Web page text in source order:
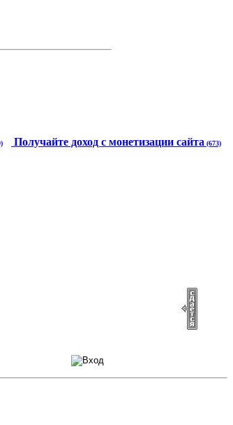
Получайте доход с монетизации сайта (673)